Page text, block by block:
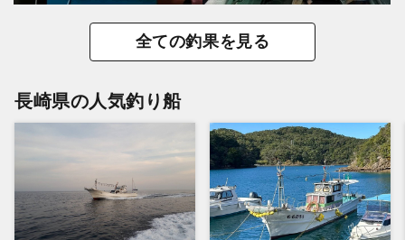
全ての釣果を見る
長崎県の人気釣り船